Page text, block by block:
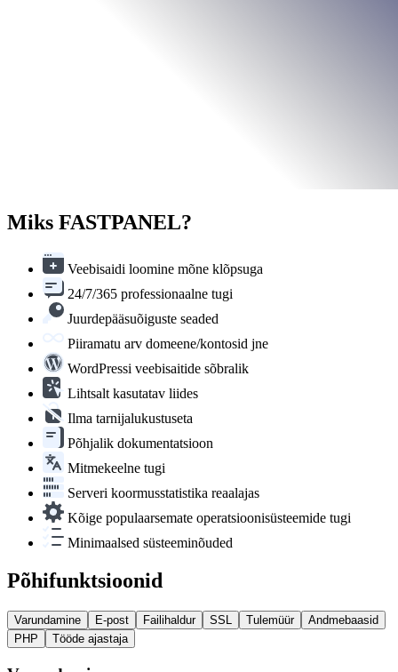
Miks FASTPANEL?
Veebisaidi loomine mõne klõpsuga
24/7/365 professionaalne tugi
Juurdepääsuõiguste seaded
Piiramatu arv domeene/kontosid jne
WordPressi veebisaitide sõbralik
Lihtsalt kasutatav liides
Ilma tarnijalukustuseta
Põhjalik dokumentatsioon
Mitmekeelne tugi
Serveri koormusstatistika reaalajas
Kõige populaarsemate operatsioonisüsteemide tugi
Minimaalsed süsteeminõuded
Põhifunktsioonid
Varundamine E-post Failihaldur SSL Tulemüür
Andmebaasid
PHP
Tööde ajastaja